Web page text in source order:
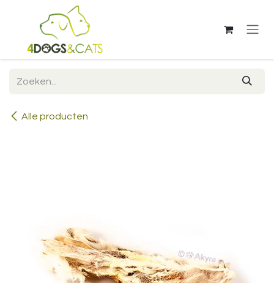
Overslaan naar inhoud
Alle producten